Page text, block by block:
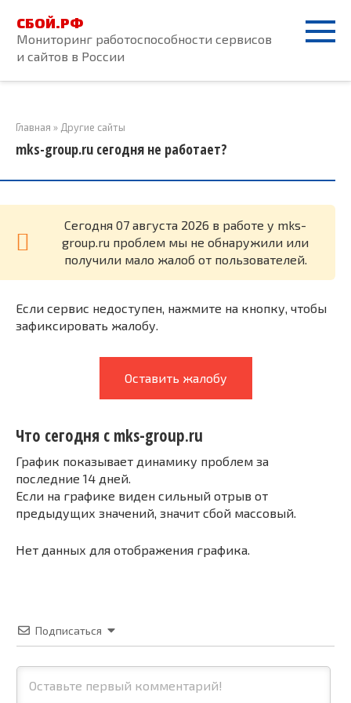
контенту
СБОЙ.РФ
Мониторинг работоспособности сервисов
и сайтов в России
Главная » Другие сайты
mks-group.ru сегодня не работает?
Cегодня 07 августа 2026 в работе у mks-
group.ru проблем мы не обнаружили или
получили мало жалоб от пользователей.
Если сервис недоступен, нажмите на кнопку, чтобы
зафиксировать жалобу.
Оставить жалобу
Что сегодня с mks-group.ru
График показывает динамику проблем за
последние 14 дней.
Если на графике виден сильный отрыв от
предыдущих значений, значит сбой массовый.
Нет данных для отображения графика.
Подписаться